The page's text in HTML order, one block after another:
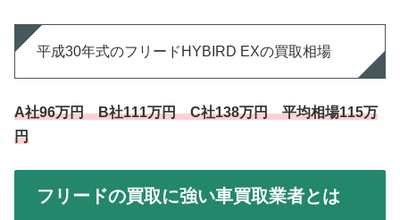
平成30年式のフリードHYBIRD EXの買取相場
A社96万円 B社111万円 C社138万円 平均相場115万
円
フリードの買取に強い車買取業者とは